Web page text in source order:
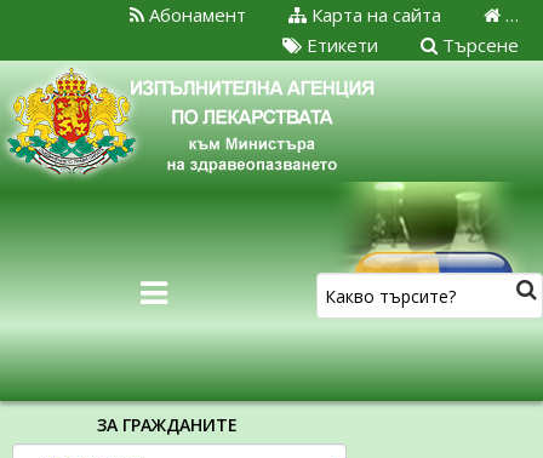
…
Карта на сайта
Абонамент
Търсене
Етикети
ЗА ГРАЖДАНИТЕ